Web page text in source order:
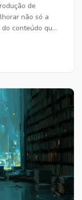
de
não só a
conteúdo que
incrível que